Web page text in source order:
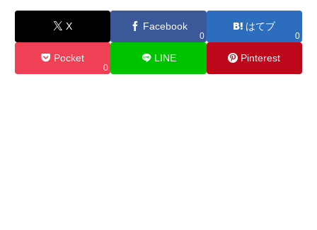
X Facebook
0
はてブ
0
Pocket
0
LINE Pinterest